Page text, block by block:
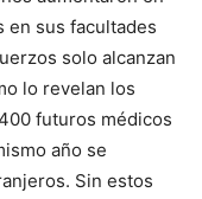
en sus facultades
solo alcanzan
lo revelan los
futuros médicos
año se
Sin estos